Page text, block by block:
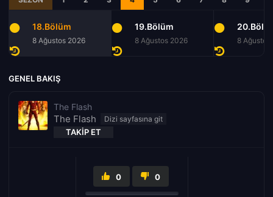
18.Bölüm
8 Ağustos 2026
19.Bölüm
8 Ağustos 2026 8 Ağustos
GENEL BAKIŞ
The Flash
The Flash
TAKIP ET
0 0